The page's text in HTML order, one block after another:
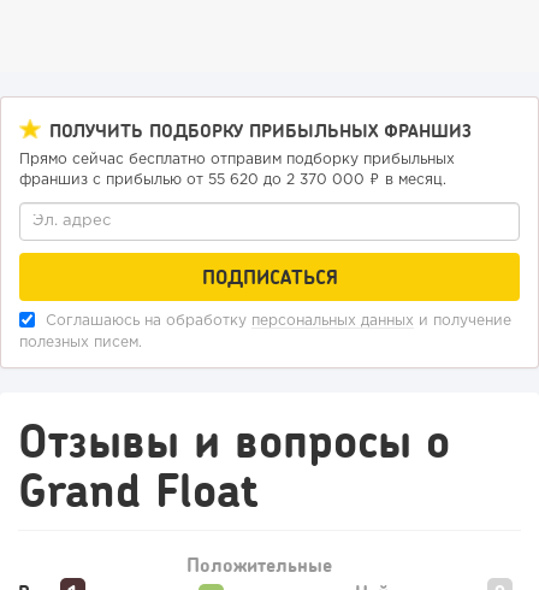
137
Конференции августа 2026: лучшие мероприятия месяца
для бизнеса,...
ПОЛУЧИТЬ ПОДБОРКУ ПРИБЫЛЬНЫХ ФРАНШИЗ
Прямо сейчас бесплатно отправим подборку прибыльных
франшиз с прибылью от 55 620 до 2 370 000 ₽ в месяц.
Соглашаюсь на обработку персональных данных и получение
полезных писем.
Отзывы и вопросы о
Grand Float
Положительные